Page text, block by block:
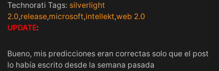
Technorati Tags: silverlight
2.0,release,microsoft,intellekt,web 2.0
UPDATE:
Bueno, mis predicciones eran correctas solo que el post
lo había escrito desde la semana pasada